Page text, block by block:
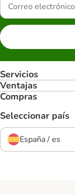
Servicios
Ventajas
Compras
Seleccionar país
España / es